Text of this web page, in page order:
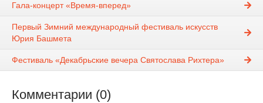
Гала-концерт «Время-вперед»
Первый Зимний международный фестиваль искусств
Юрия Башмета
Фестиваль «Декабрьские вечера Святослава Рихтера»
Комментарии (0)